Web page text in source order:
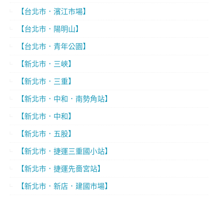
【台北市．濱江市場】
【台北市．陽明山】
【台北市．青年公園】
【新北市．三峽】
【新北市．三重】
【新北市．中和．南勢角站】
【新北市．中和】
【新北市．五股】
【新北市．捷運三重國小站】
【新北市．捷運先嗇宮站】
【新北市．新店．建國市場】